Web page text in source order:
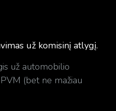
už komisinį atlygį.
už automobilio
(bet ne mažiau